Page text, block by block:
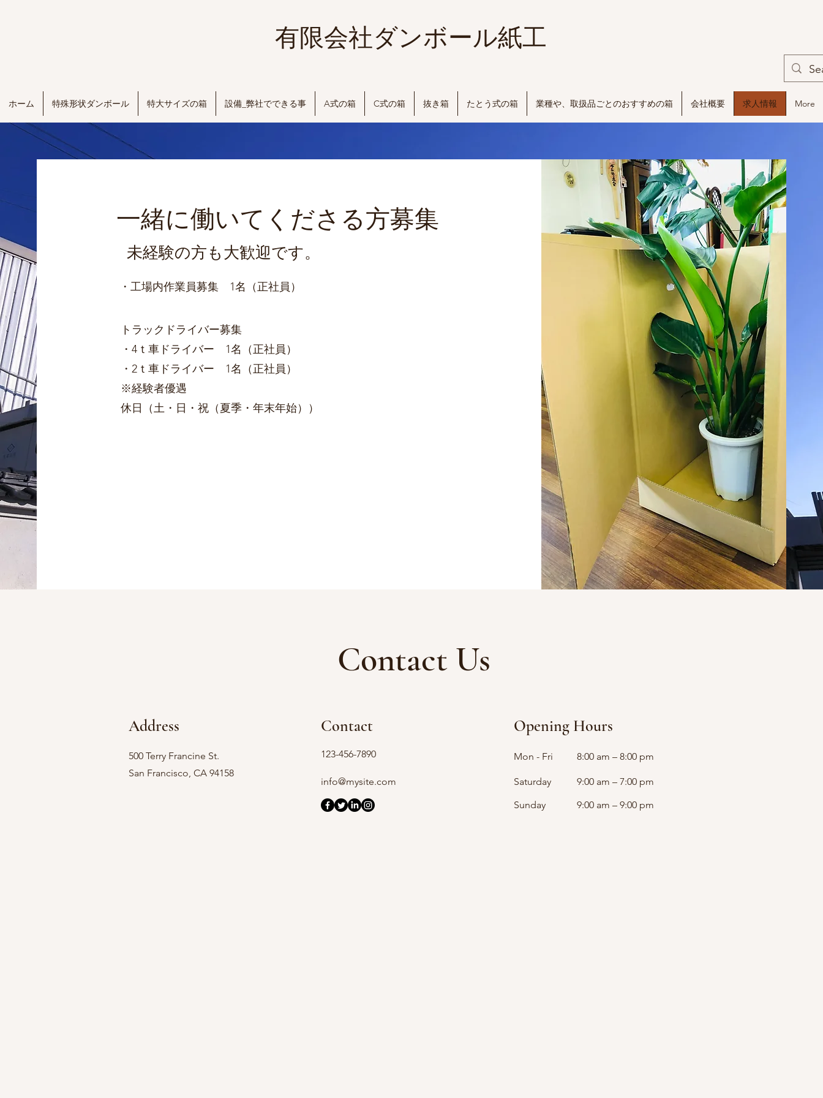
有限会社ダンボール紙工
ホーム 特殊形状ダンボール 特大サイズの箱 設備_弊社でできる事 A式の箱 C式の箱 抜き箱 たとう式の箱 業種や、取扱品ごとのおすすめの箱 会社概要 求人情報 More
​一緒に働いてくださる方募集
未経験の方も大歓迎です。
​・工場内作業員募集 1名（正社員）
トラックドライバー募集
・4ｔ車ドライバー 1名（正社員）
・2ｔ ​車ドライバー 1名（正社員）
​※経験者優遇
​休日（土・日・祝（夏季・年末年始））​
Contact Us
Address
500 Terry Francine St.
San Francisco, CA 94158
Contact
123-456-7890
info@mysite.com
Opening Hours
Mon - Fri 8:00 am – 8:00 pm
Saturday
9:00 am – 7:00 pm
​Sunday
9:00 am – 9:00 pm